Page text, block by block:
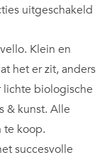
uitgeschakeld
&
Klein en
het er zit, anders
lichte biologische
& kunst. Alle
te koop.
succesvolle